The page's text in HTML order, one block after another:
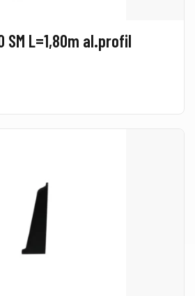
SM L=1,80m al.profil